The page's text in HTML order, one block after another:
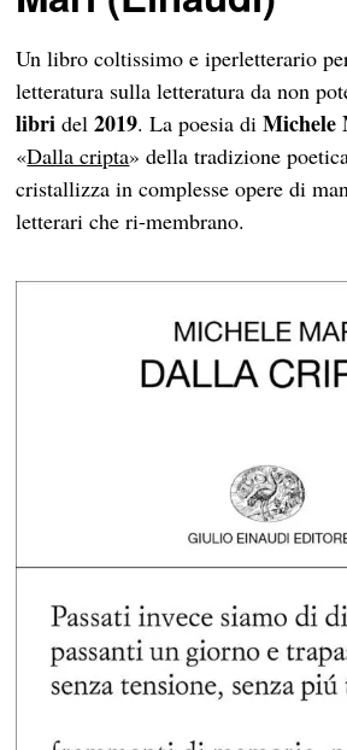
Un libro coltissimo e iperletterario
letteratura sulla letteratura da non
libri del2019. La poesia diMichele
«Dalla cripta» della tradizione
cristallizza in complesse opere di
letterari che ri-membrano.